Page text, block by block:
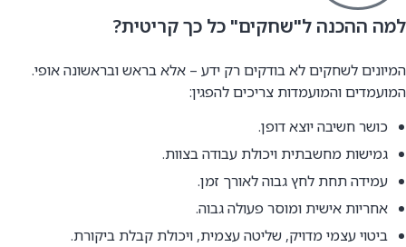
למה ההכנה ל"שחקים" כל כך קריטית?
המיונים לשחקים לא בודקים רק ידע – אלא בראש ובראשונה אופי.
המועמדים והמועמדות צריכים להפגין:
כושר חשיבה יוצא דופן.
גמישות מחשבתית ויכולת עבודה בצוות.
עמידה תחת לחץ גבוה לאורך זמן.
אחריות אישית ומוסר פעולה גבוה.
ביטוי עצמי מדויק, שליטה עצמית, ויכולת קבלת ביקורת.